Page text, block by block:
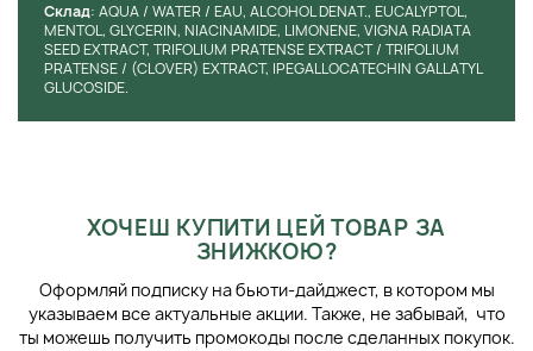
Cклад: AQUA / WATER / EAU, ALCOHOL DENAT., EUCALYPTOL,
MENTOL, GLYCERIN, NIACINAMIDE, LIMONENE, VIGNA RADIATA
SEED EXTRACT, TRIFOLIUM PRATENSE EXTRACT / TRIFOLIUM
PRATENSE / (CLOVER) EXTRACT, IPEGALLOCATECHIN GALLATYL
GLUCOSIDE.
ХОЧЕШ КУПИТИ ЦЕЙ ТОВАР ЗА
ЗНИЖКОЮ?
Оформляй подписку на бьюти-дайджест, в котором мы
указываем все актуальные акции. Также, не забывай, что
ты можешь получить промокоды после сделанных покупок.